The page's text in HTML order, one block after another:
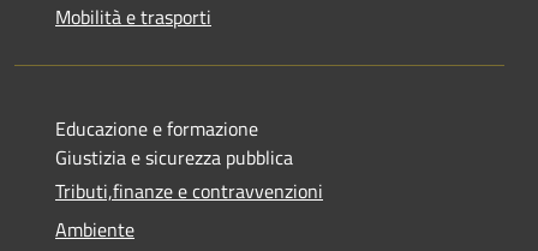
Mobilità e trasporti
Educazione e formazione
Giustizia e sicurezza pubblica
Tributi,finanze e contravvenzioni
Ambiente